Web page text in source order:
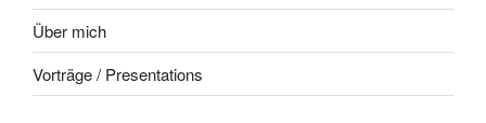
Über mich
Vorträge / Presentations